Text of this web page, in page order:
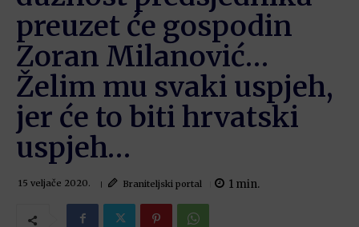
preuzet će gospodin
Zoran Milanović…
Želim mu svaki uspjeh,
jer će to biti hrvatski
uspjeh…
15 veljače 2020. Braniteljski portal 1 min.